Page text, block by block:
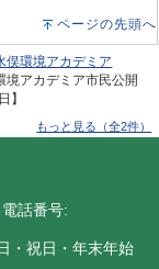
ページの先頭へ
俣環境アカデミア
アカデミア市民公開
】
もっと見る（全2件）
話番号:
・祝日・年末年始